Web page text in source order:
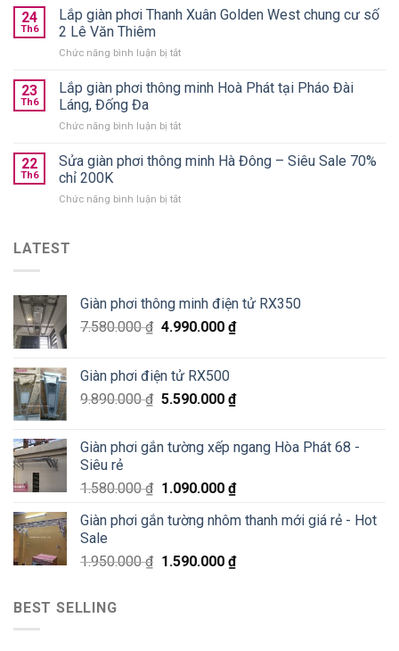
treo
hãng
từ
phơi
gấp
nên
nào
24
Th6
Lắp giàn phơi Thanh Xuân Golden West chung cư số
2 Lê Văn Thiêm
Chức năng bình luận bị tắtở
giàn
Xuân
West
số
23
Th6
Lắp giàn phơi thông minh Hoà Phát tại Pháo Đài
Láng, Đống Đa
Chức năng bình luận bị tắtở
giàn
phơi
minh
Đống
Đa
22
Th6
Sửa giàn phơi thông minh Hà Đông – Siêu Sale 70%
chỉ 200K
Chức năng bình luận bị tắtở
Đông
–
Siêu
chỉ
200K
LATEST
Giàn phơi thông minh điện tử RX350
7.580.000₫ 4.990.000 ₫
Giàn phơi điện tử RX500
9.890.000₫ 5.590.000 ₫
Giàn phơi gắn tường xếp ngang Hòa Phát 68 -
Siêu rẻ
1.580.000₫ 1.090.000 ₫
Giàn phơi gắn tường nhôm thanh mới giá rẻ - Hot
Sale
1.950.000₫ 1.590.000 ₫
BEST SELLING